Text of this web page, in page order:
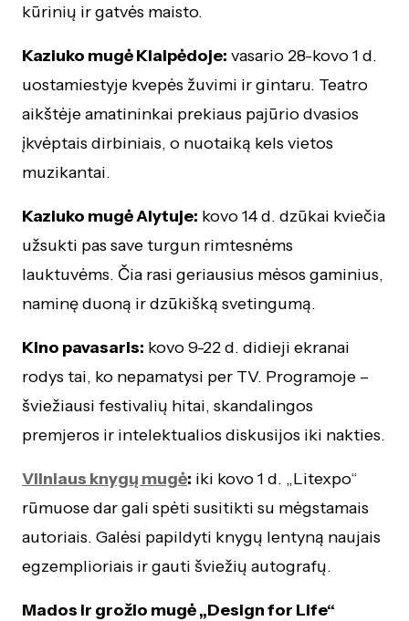
kūrinių ir gatvės maisto.
Kaziuko mugė Klaipėdoje: vasario 28-kovo 1 d.
uostamiestyje kvepės žuvimi ir gintaru. Teatro
aikštėje amatininkai prekiaus pajūrio dvasios
įkvėptais dirbiniais, o nuotaiką kels vietos
muzikantai.
Kaziuko mugė Alytuje: kovo 14 d. dzūkai kviečia
užsukti pas save turgun rimtesnėms
lauktuvėms. Čia rasi geriausius mėsos gaminius,
naminę duoną ir dzūkišką svetingumą.
Kino pavasaris: kovo 9-22 d. didieji ekranai
rodys tai, ko nepamatysi per TV. Programoje –
šviežiausi festivalių hitai, skandalingos
premjeros ir intelektualios diskusijos iki nakties.
Vilniaus knygų mugė: iki kovo 1 d. „Litexpo“
rūmuose dar gali spėti susitikti su mėgstamais
autoriais. Galėsi papildyti knygų lentyną naujais
egzemplioriais ir gauti šviežių autografų.
Mados ir grožio mugė „Design for Life“